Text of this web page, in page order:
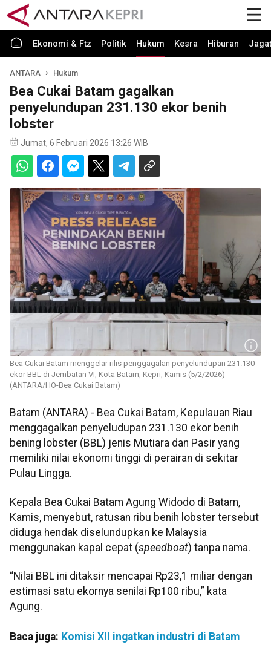
Ekonomi & Ftz Politik Hukum Kesra Hiburan Jagat
ANTARA Hukum
Bea Cukai Batam gagalkan
penyelundupan 231.130 ekor benih
lobster
Jumat, 6 Februari 2026 13:26 WIB
Bea Cukai Batam menggelar rilis penggagalan penyelundupan 231.130
ekor BBL di Jembatan VI, Kota Batam, Kepri, Kamis (5/2/2026)
(ANTARA/HO-Bea Cukai Batam)
Batam (ANTARA) - Bea Cukai Batam, Kepulauan Riau
menggagalkan penyeludupan 231.130 ekor benih
bening lobster (BBL) jenis Mutiara dan Pasir yang
memiliki nilai ekonomi tinggi di perairan di sekitar
Pulau Lingga.
Kepala Bea Cukai Batam Agung Widodo di Batam,
Kamis, menyebut, ratusan ribu benih lobster tersebut
diduga hendak diselundupkan ke Malaysia
menggunakan kapal cepat (speedboat) tanpa nama.
“Nilai BBL ini ditaksir mencapai Rp23,1 miliar dengan
estimasi satu ekornya senilai Rp100 ribu,” kata
Agung.
Baca juga: Komisi XII ingatkan industri di Batam